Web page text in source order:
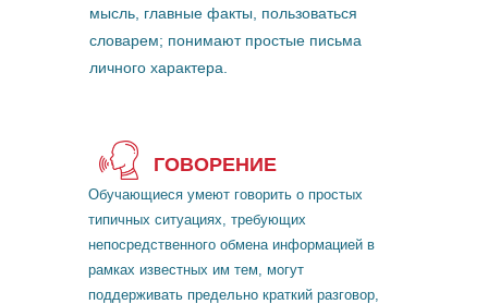
мысль, главные факты, пользоваться
словарем; понимают простые письма
личного характера.
ГОВОРЕНИЕ
Обучающиеся умеют говорить о простых
типичных ситуациях, требующих
непосредственного обмена информацией в
рамках известных им тем, могут
поддерживать предельно краткий разговор,